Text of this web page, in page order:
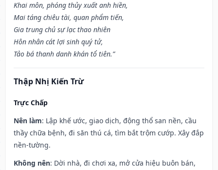
Khai môn, phóng thủy xuất anh hiền,
Mai táng chiêu tài, quan phẩm tiến,
Gia trung chủ sự lạc thao nhiên
Hôn nhân cát lợi sinh quý tử,
Tảo bá thanh danh khán tổ tiên.”
Thập Nhị Kiến Trừ
Trực Chấp
Nên làm: Lập khế ước, giao dịch, động thổ san nền, cầu
thầy chữa bệnh, đi săn thú cá, tìm bắt trộm cướp. Xây đắp
nền-tường.
Không nên: Dời nhà, đi chơi xa, mở cửa hiệu buôn bán,